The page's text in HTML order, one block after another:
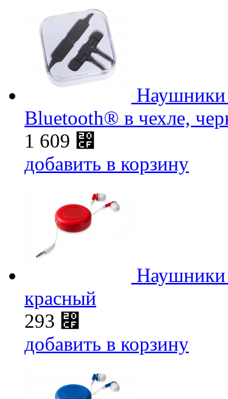
Наушники
Bluetooth® в чехле,
1 609 ⃏
добавить в корзину
красный
293 ⃏
добавить в корзину